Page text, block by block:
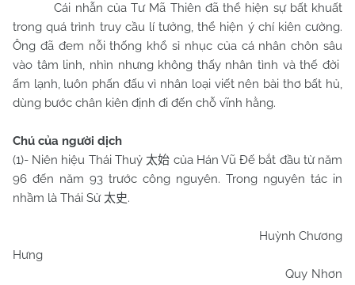
Cái nhẫn của Tư Mã Thiên đã thể hiện sự bất khuất
trong quá trình truy cầu lí tưởng, thể hiện ý chí kiên cường.
Ông đã đem nỗi thống khổ sỉ nhục của cá nhân chôn sâu
vào tâm linh, nhìn nhưng không thấy nhân tình và thế đời
ấm lạnh, luôn phấn đấu vì nhân loại viết nên bài thơ bất hủ,
dùng bước chân kiên định đi đến chỗ vĩnh hằng.
Chú của người dịch
(1)- Niên hiệu Thái Thuỷ 太始 của Hán Vũ Đế bắt đầu từ năm
96 đến năm 93 trước công nguyên. Trong nguyên tác in
nhầm là Thái Sử 太史.
Huỳnh Chương
Hưng
Quy Nhơn